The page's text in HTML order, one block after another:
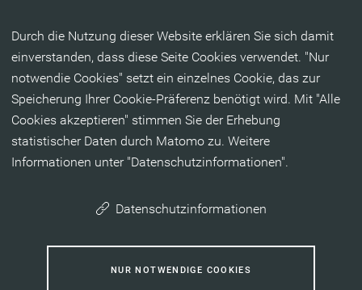
Durch die Nutzung dieser Website erklären Sie sich damit
einverstanden, dass diese Seite Cookies verwendet. "Nur
notwendie Cookies" setzt ein einzelnes Cookie, das zur
Speicherung Ihrer Cookie-Präferenz benötigt wird. Mit "Alle
Cookies akzeptieren" stimmen Sie der Erhebung
statistischer Daten durch Matomo zu. Weitere
Informationen unter "Datenschutzinformationen".
Datenschutzinformationen
NUR NOTWENDIGE COOKIES